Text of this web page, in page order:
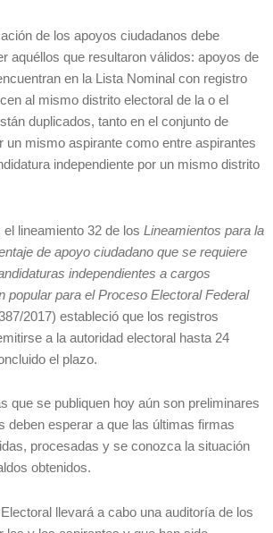
de los apoyos ciudadanos debe
aquéllos que resultaron válidos: apoyos de
en la Lista Nominal con registro
al mismo distrito electoral de la o el
duplicados, tanto en el conjunto de
un mismo aspirante como entre aspirantes
independiente por un mismo distrito
lineamiento 32 de los Lineamientos para la
de apoyo ciudadano que se requiere
independientes a cargos
popular para el Proceso Electoral Federal
2017) estableció que los registros
a la autoridad electoral hasta 24
el plazo.
que se publiquen hoy aún son preliminares
deben esperar a que las últimas firmas
procesadas y se conozca la situación
obtenidos.
llevará a cabo una auditoría de los